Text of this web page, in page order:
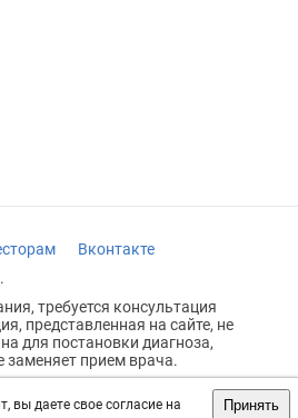
вы даете свое согласие на
Принять
Вконтакте
требуется консультация
представленная на сайте, не
для постановки диагноза,
заменяет прием врача.
18+